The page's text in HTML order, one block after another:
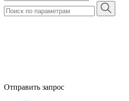
Отправить запрос